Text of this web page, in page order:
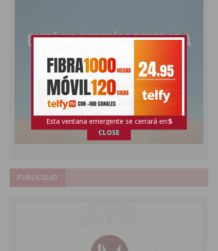
PUBLICIDAD
Esta ventana emergente se cerrará en:3
CLOSE